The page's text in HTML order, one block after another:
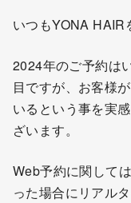
いつもYONA HAIR
2024年のご予約は
目ですが、お客様
いるという事を実
ざいます。
Web予約に関して
った場合にリアル